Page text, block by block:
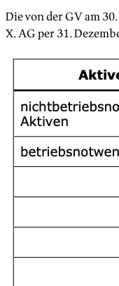
Die von der GV am
X. AG per 31.